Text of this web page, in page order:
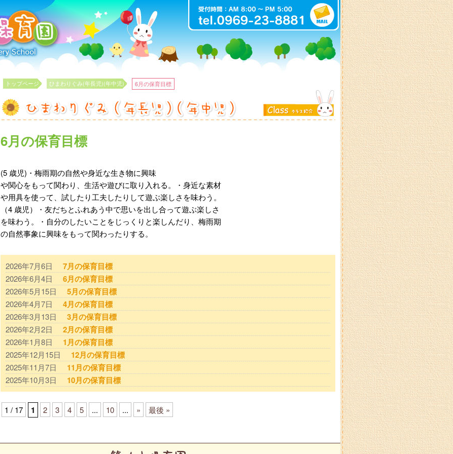
トップページ ひまわりぐみ(年長児)(年中児) 6月の保育目標
6月の保育目標
(5 歳児)・梅雨期の自然や身近な生き物に興味
や関心をもって関わり、生活や遊びに取り入れる。・身近な素材
や用具を使って、試したり工夫したりして遊ぶ楽しさを味わう。
（4 歳児）・友だちとふれあう中で思いを出し合って遊ぶ楽しさ
を味わう。・自分のしたいことをじっくりと楽しんだり、梅雨期
の自然事象に興味をもって関わったりする。
2026年7月6日 7月の保育目標
2026年6月4日 6月の保育目標
2026年5月15日 5月の保育目標
2026年4月7日 4月の保育目標
2026年3月13日 3月の保育目標
2026年2月2日 2月の保育目標
2026年1月8日 1月の保育目標
2025年12月15日 12月の保育目標
2025年11月7日 11月の保育目標
2025年10月3日 10月の保育目標
1 / 17 1 2 3 4 5 ... 10 ... » 最後 »